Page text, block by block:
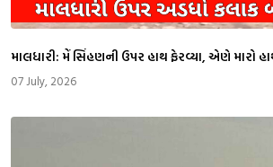
માલધારી: મેં સિંહણની ઉપર હાથ ફેરવ્યા, એણે મારો
07 July, 2026